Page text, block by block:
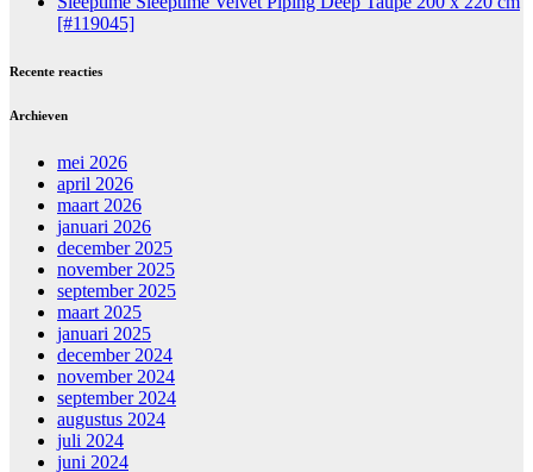
[#119045]
Recente reacties
Archieven
mei 2026
april 2026
maart 2026
januari 2026
december 2025
november 2025
september 2025
maart 2025
januari 2025
december 2024
november 2024
september 2024
augustus 2024
juli 2024
juni 2024